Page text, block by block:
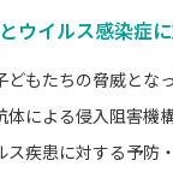
ウイルス感染症
もたちの脅威とな
による侵入阻害機
疾患に対する予防